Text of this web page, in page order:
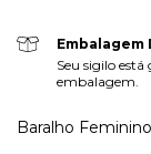
Embalagem
Seu sigilo
embalagem.
Baralho Feminino